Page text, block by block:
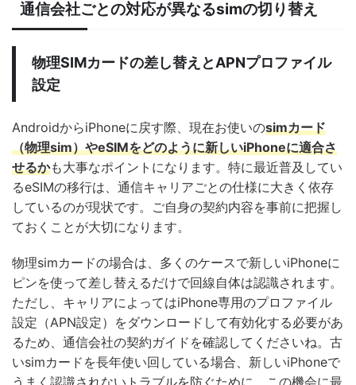
通信会社ごとの対応が異なるsimの切り替え
物理SIMカードの差し替えとAPNプロファイル
設定
AndroidからiPhoneに戻す際、現在お使いのsimカード
（物理sim）やeSIMをどのように新しいiPhoneに適合さ
せるかも大事なポイントになります。特に最近普及してい
るeSIMの移行は、通信キャリアごとの仕様に大きく依存
しているのが現状です。ご自身の契約内容を事前に把握し
ておくことが大切になります。
物理simカードの場合は、多くのケースで新しいiPhoneに
ピンを使って差し替えるだけで回線自体は認識されます。
ただし、キャリアによってはiPhone専用のプロファイル
設定（APN設定）をダウンロードして有効化する必要があ
るため、通信会社の契約ガイドを確認してくださいね。古
いsimカードを長年使い回している場合、新しいiPhoneで
うまく認識されないトラブルを防ぐために、この機会に最